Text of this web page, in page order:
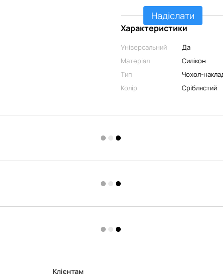
Надіслати
Характеристики
Універсальний
Да
Матеріал
Силікон
Тип
Чохол-
Колір
Сріблястий
Клієнтам